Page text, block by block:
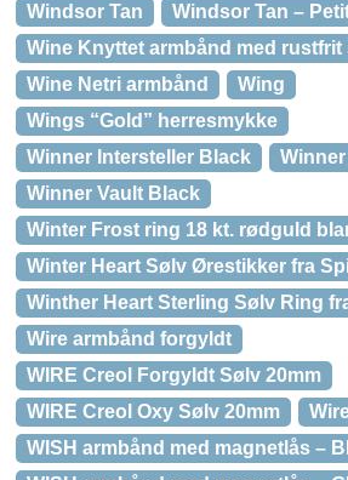
Windsor Tan
Windsor Tan –
Wine Knyttet armbånd med rustfrit
Wine Netri armbånd
Wing
Wings “Gold” herresmykke
Winner Intersteller Black
Winner Vault Black
Winter Frost ring 18 kt. rødguld
Winter Heart Sølv Ørestikker fra
Winther Heart Sterling Sølv Ring
Wire armbånd forgyldt
WIRE Creol Forgyldt Sølv 20mm
WIRE Creol Oxy Sølv 20mm
WISH armbånd med magnetlås –